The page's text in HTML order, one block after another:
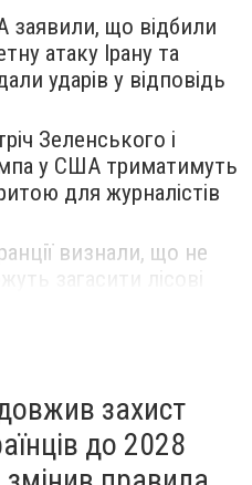
заявили, що відбили
атаку Ірану та
ударів у відповідь
Зеленського і
у США триматимуть
для журналістів
визнали, що не
захист
до 2028